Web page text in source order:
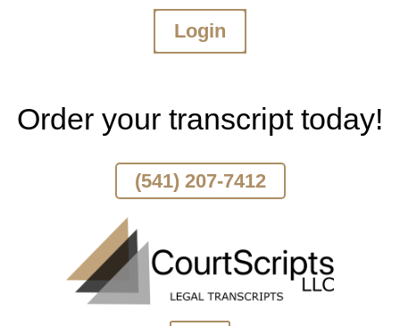
Login
Order your transcript today!
(541) 207-7412